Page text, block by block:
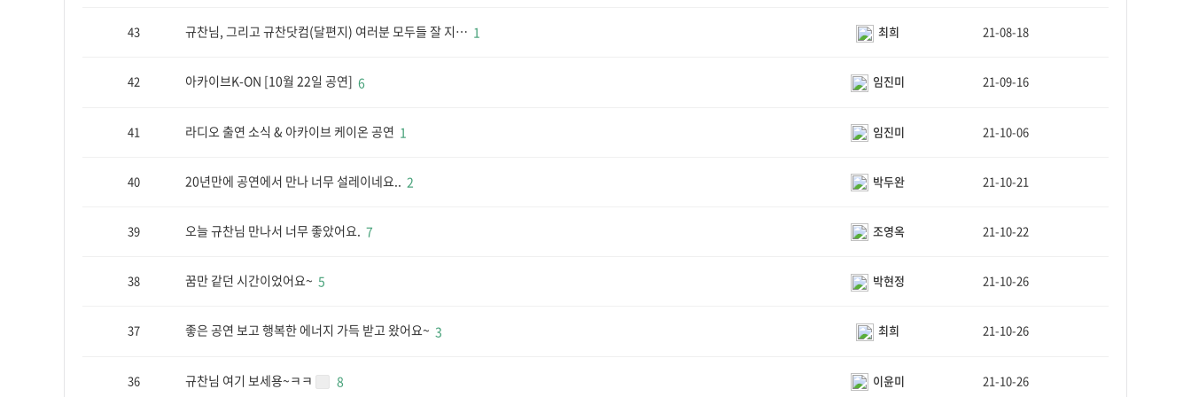
43 규찬님, 그리고 규찬닷컴(달편지) 여러분 모두들 잘 지… 1 최희 21-08-18
42 아카이브K-ON [10월 22일 공연] 6 임진미 21-09-16
41 라디오 출연 소식 & 아카이브 케이온 공연 1 임진미 21-10-06
40 20년만에 공연에서 만나 너무 설레이네요.. 2 박두완 21-10-21
39 오늘 규찬님 만나서 너무 좋았어요. 7 조영옥 21-10-22
38 꿈만 같던 시간이었어요~ 5 박현정 21-10-26
37 좋은 공연 보고 행복한 에너지 가득 받고 왔어요~ 3 최희 21-10-26
36 규찬님 여기 보세용~ㅋㅋ 8 이윤미 21-10-26